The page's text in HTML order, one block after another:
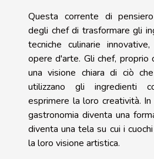
Questa corrente di
degli chef di trasformare gli
tecniche culinarie
opere d'arte. Gli chef, proprio
una visione chiara di ciò
utilizzano gli ingredienti
esprimere la loro creatività.
gastronomia diventa una
diventa una tela su cui i
la loro visione artistica.